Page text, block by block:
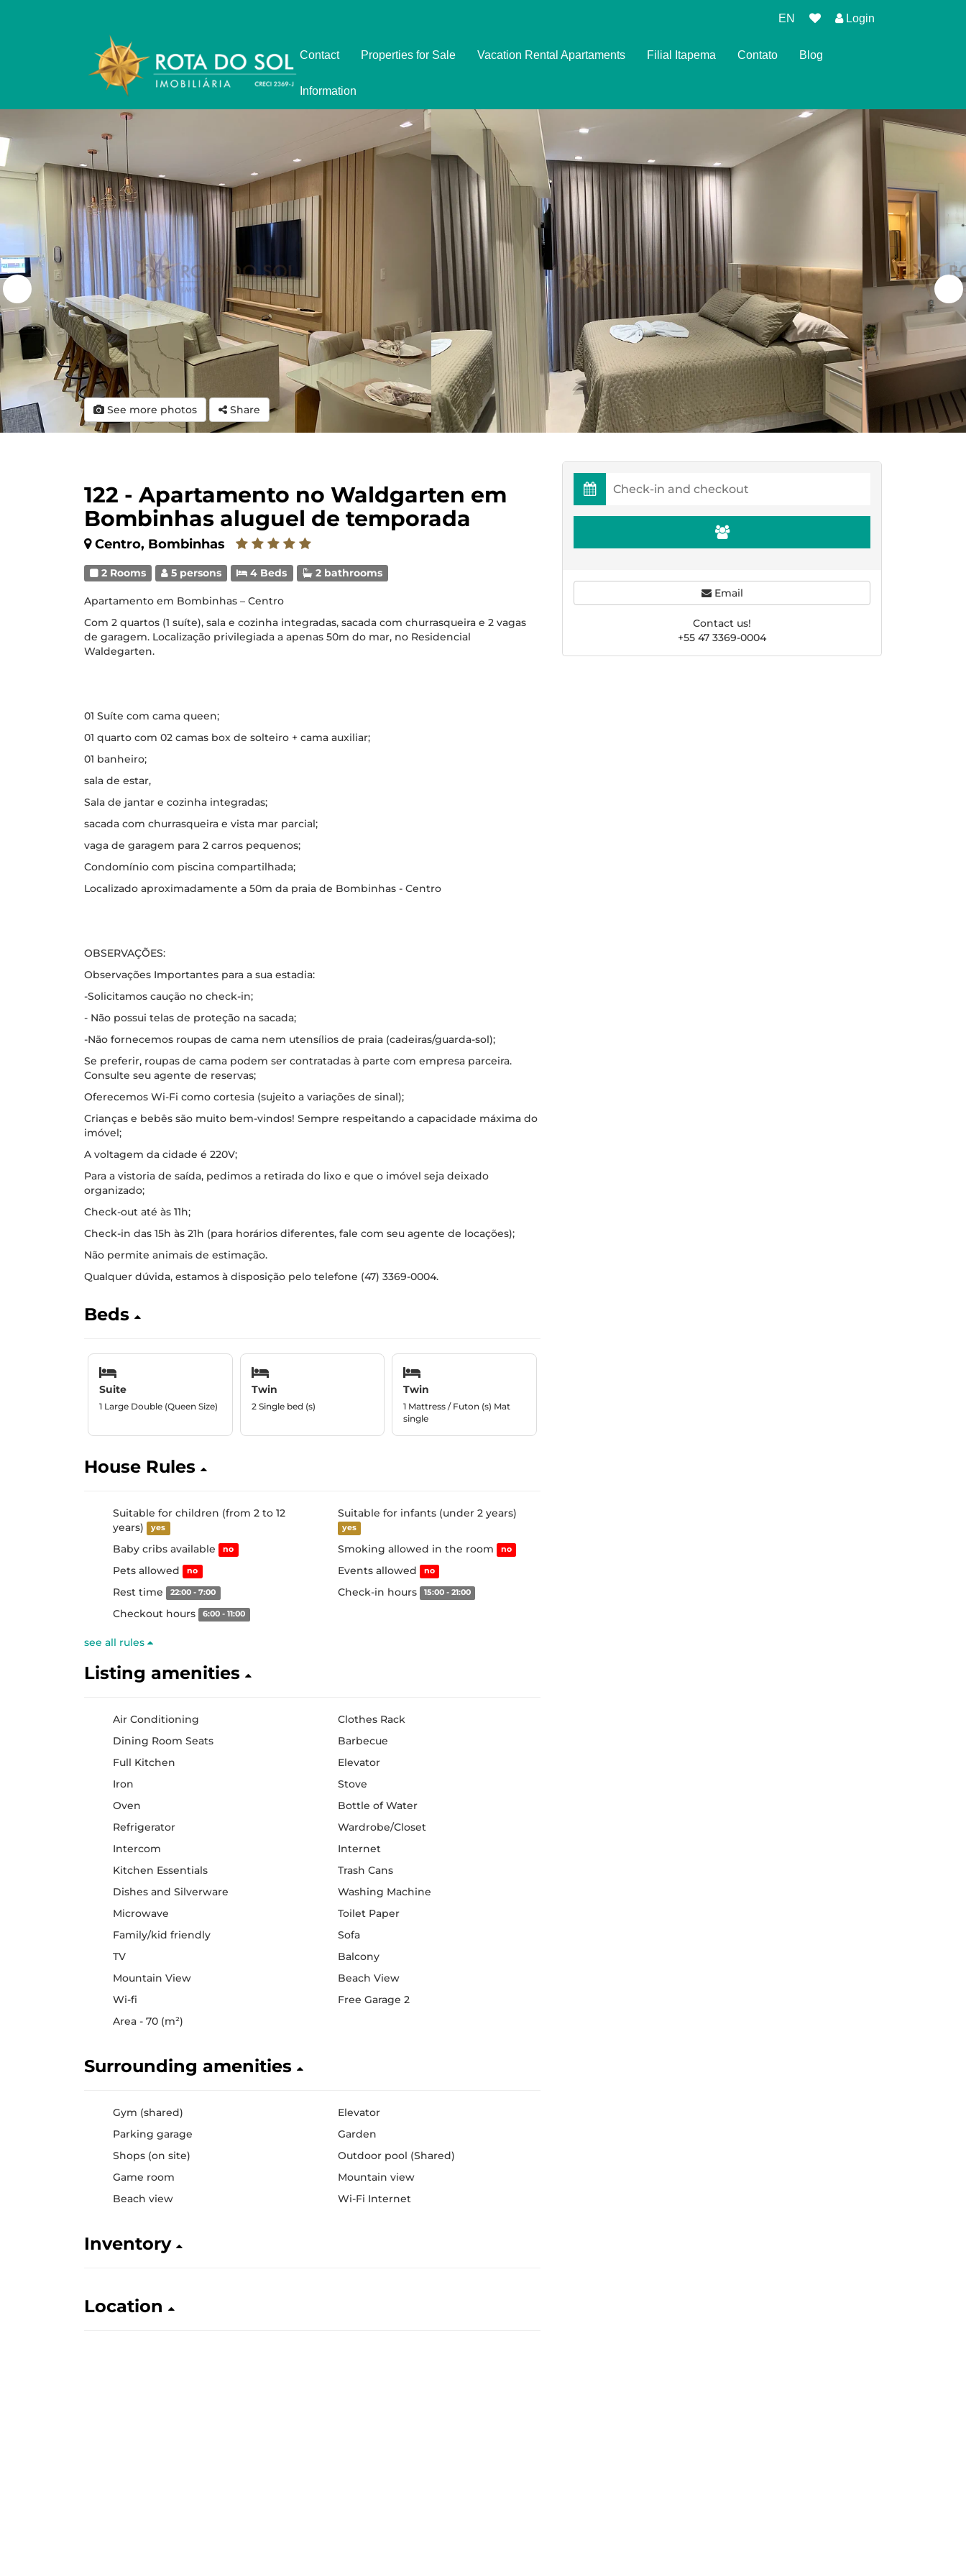
EN Login
Contact Properties for Sale Vacation Rental Apartaments
Promoções
Política de Privacidade
Termo e Condições para Reservar
Filial Itapema Contato Blog
Information
See more photos Share
122 - Apartamento no Waldgarten em
Bombinhas aluguel de temporada
Centro, Bombinhas
2 Rooms 5 persons 4 Beds 2 bathrooms
Apartamento em Bombinhas – Centro
Com 2 quartos (1 suíte), sala e cozinha integradas, sacada com churrasqueira e 2 vagas
de garagem. Localização privilegiada a apenas 50m do mar, no Residencial
Waldegarten.
01 Suíte com cama queen;
01 quarto com 02 camas box de solteiro + cama auxiliar;
01 banheiro;
sala de estar,
Sala de jantar e cozinha integradas;
sacada com churrasqueira e vista mar parcial;
vaga de garagem para 2 carros pequenos;
Condomínio com piscina compartilhada;
Localizado aproximadamente a 50m da praia de Bombinhas - Centro
OBSERVAÇÕES:
Observações Importantes para a sua estadia:
-Solicitamos caução no check-in;
- Não possui telas de proteção na sacada;
-Não fornecemos roupas de cama nem utensílios de praia (cadeiras/guarda-sol);
Se preferir, roupas de cama podem ser contratadas à parte com empresa parceira.
Consulte seu agente de reservas;
Oferecemos Wi-Fi como cortesia (sujeito a variações de sinal);
Crianças e bebês são muito bem-vindos! Sempre respeitando a capacidade máxima do
imóvel;
A voltagem da cidade é 220V;
Para a vistoria de saída, pedimos a retirada do lixo e que o imóvel seja deixado
organizado;
Check-out até às 11h;
Check-in das 15h às 21h (para horários diferentes, fale com seu agente de locações);
Não permite animais de estimação.
Qualquer dúvida, estamos à disposição pelo telefone (47) 3369-0004.
Beds
Suite
1 Large Double (Queen Size)
Twin
2 Single bed (s)
Twin
1 Mattress / Futon (s) Mat
single
House Rules
Suitable for children (from 2 to 12
years)
yes
Suitable for infants (under 2 years)
yes
Baby cribs available no Smoking allowed in the room no
Pets allowed no Events allowed no
Rest time 22:00 - 7:00 Check-in hours 15:00 - 21:00
Checkout hours 6:00 - 11:00
see all rules
Listing amenities
Air Conditioning
Clothes Rack
Dining Room Seats
Barbecue
Full Kitchen
Elevator
Iron
Stove
Oven
Bottle of Water
Refrigerator
Wardrobe/Closet
Intercom
Internet
Kitchen Essentials
Trash Cans
Dishes and Silverware
Washing Machine
Microwave
Toilet Paper
Family/kid friendly
Sofa
TV
Balcony
Mountain View
Beach View
Wi-fi
Free Garage 2
Area - 70 (m²)
Surrounding amenities
Gym (shared)
Elevator
Parking garage
Garden
Shops (on site)
Outdoor pool (Shared)
Game room
Mountain view
Beach view
Wi-Fi Internet
Inventory
Location
Email
Contact us!
+55 47 3369-0004